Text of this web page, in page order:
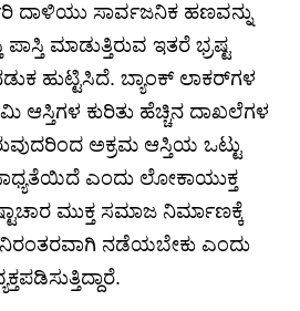
ದಾಳಿಯು ಸಾರ್ವಜನಿಕ ಹಣವನ್ನು
ಮಾಡುತ್ತಿರುವ ಇತರೆ ಭ್ರಷ್ಟ
ಹುಟ್ಟಿಸಿದೆ. ಬ್ಯಾಂಕ್ ಲಾಕರ್‌ಗಳ
ಆಸ್ತಿಗಳ ಕುರಿತು ಹೆಚ್ಚಿನ ದಾಖಲೆಗಳ
ಅಕ್ರಮ ಆಸ್ತಿಯ ಒಟ್ಟು
ಎಂದು ಲೋಕಾಯುಕ್ತ
ಮುಕ್ತ ಸಮಾಜ ನಿರ್ಮಾಣಕ್ಕೆ
ನಡೆಯಬೇಕು ಎಂದು